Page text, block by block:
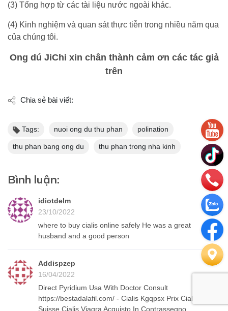
(3) Tổng hợp từ các tài liệu nước ngoài khác.
(4) Kinh nghiệm và quan sát thực tiễn trong nhiều năm qua
của chúng tôi.
Ong dú JiChi xin chân thành cảm ơn các tác giả
trên
Chia sẻ bài viết:
Tags: nuoi ong du thu phan polination
thu phan bang ong du thu phan trong nha kinh
Bình luận:
idiotdelm
23/10/2022
where to buy cialis online safely He was a great
husband and a good person
Addispzep
16/04/2022
Direct Pyridium Usa With Doctor Consult
https://bestadalafil.com/ - Cialis Kgqpsx Prix Cialis
Suisse Cialis Viagra Acquisto In Contrassegno